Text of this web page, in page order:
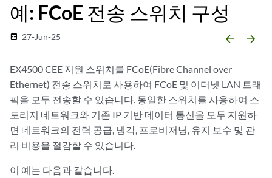
예: FCoE 전송 스위치 구성
date_range 27-Jun-25 arrow_backward arrow_forward
EX4500 CEE 지원 스위치를 FCoE(Fibre Channel over
Ethernet) 전송 스위치로 사용하여 FCoE 및 이더넷 LAN 트래
픽을 모두 전송할 수 있습니다. 동일한 스위치를 사용하여 스
토리지 네트워크와 기존 IP 기반 데이터 통신을 모두 지원하
면 네트워크의 전력 공급, 냉각, 프로비저닝, 유지 보수 및 관
리 비용을 절감할 수 있습니다.
이 예는 다음과 같습니다.